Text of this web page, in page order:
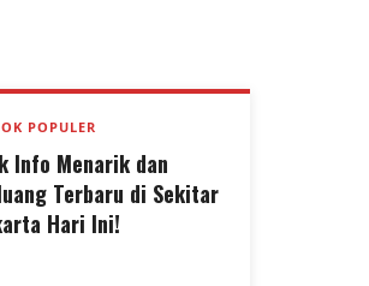
POPULER
Info Menarik dan
Terbaru di Sekitar
Hari Ini!